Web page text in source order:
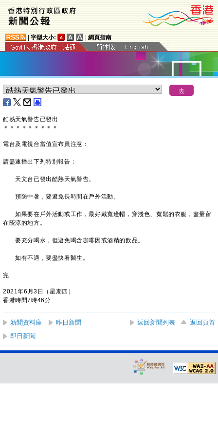
字型大小: 網頁指南
酷熱天氣警告已發出
＊ ＊ ＊ ＊ ＊ ＊ ＊ ＊ ＊
電台及電視台當值宣布員注意：
請盡速播出下列特別報告：
天文台已發出酷熱天氣警告。
預防中暑，要避免長時間在戶外活動。
如果要在戶外活動或工作，最好戴寬邊帽，穿淺色、寬鬆的衣服，盡量留
在蔭涼的地方。
要充分喝水，但避免喝含咖啡因或酒精的飲品。
如有不適，要盡快看醫生。
完
2021年6月3日（星期四）
香港時間7時46分
新聞資料庫 昨日新聞 返回新聞列表
返回頁首
即日新聞